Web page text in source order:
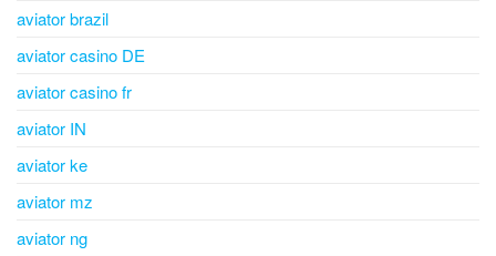
aviator brazil
aviator casino DE
aviator casino fr
aviator IN
aviator ke
aviator mz
aviator ng